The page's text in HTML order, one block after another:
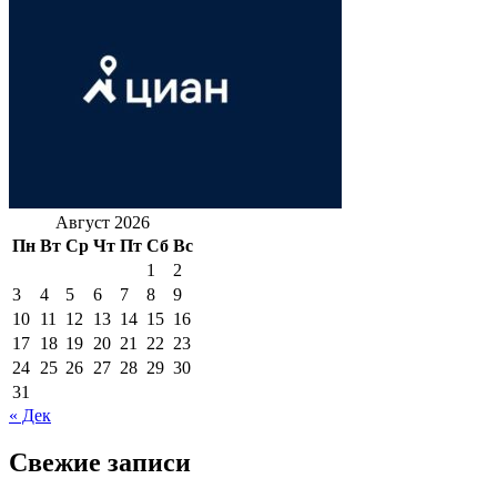
Август 2026
Пн Вт Ср Чт Пт Сб Вс
1
2
3
4 5 6 7 8
9
10 11 12 13 14 15 16
17 18 19 20 21 22 23
24 25 26 27 28 29 30
31
« Дек
Свежие записи